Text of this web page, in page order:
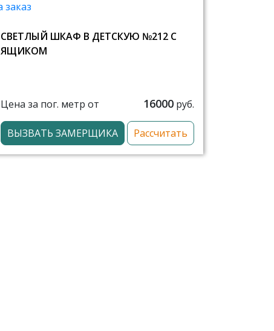
СВЕТЛЫЙ ШКАФ В ДЕТСКУЮ №212 С
ЯЩИКОМ
Цена за пог. метр от 16000 руб.
ВЫЗВАТЬ ЗАМЕРЩИКА Рассчитать